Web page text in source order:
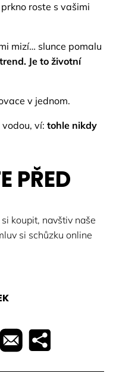
roste s vašimi
mizí… slunce pomalu
Je to životní
v jednom.
ví: tohle nikdy
PŘED
koupit, navštiv naše
si schůzku online